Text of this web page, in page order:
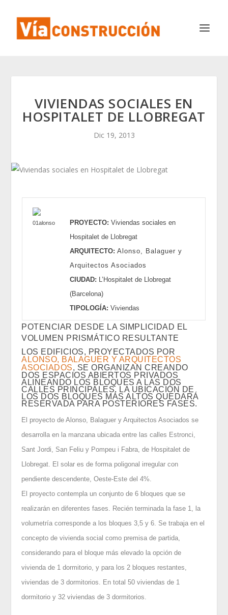
VIVIENDAS SOCIALES EN
HOSPITALET DE LLOBREGAT
Dic 19, 2013
PROYECTO: Viviendas sociales en
Hospitalet de Llobregat
ARQUITECTO: Alonso, Balaguer y
Arquitectos Asociados
CIUDAD: L’Hospitalet de Llobregat
(Barcelona)
TIPOLOGÍA: Viviendas
POTENCIAR DESDE LA SIMPLICIDAD EL
VOLUMEN PRISMÁTICO RESULTANTE
LOS EDIFICIOS, PROYECTADOS POR
ALONSO, BALAGUER Y ARQUITECTOS
ASOCIADOS, SE ORGANIZAN CREANDO
DOS ESPACIOS ABIERTOS PRIVADOS
ALINEANDO LOS BLOQUES A LAS DOS
CALLES PRINCIPALES. LA UBICACIÓN DE
LOS DOS BLOQUES MÁS ALTOS QUEDARÁ
RESERVADA PARA POSTERIORES FASES.
El proyecto de Alonso, Balaguer y Arquitectos Asociados se
desarrolla en la manzana ubicada entre las calles Estronci,
Sant Jordi, San Feliu y Pompeu i Fabra, de Hospitalet de
Llobregat. El solar es de forma poligonal irregular con
pendiente descendente, Oeste-Este del 4%.
El proyecto contempla un conjunto de 6 bloques que se
realizarán en diferentes fases. Recién terminada la fase 1, la
volumetría corresponde a los bloques 3,5 y 6. Se trabaja en el
concepto de vivienda social como premisa de partida,
considerando para el bloque más elevado la opción de
vivienda de 1 dormitorio, y para los 2 bloques restantes,
viviendas de 3 dormitorios. En total 50 viviendas de 1
dormitorio y 32 viviendas de 3 dormitorios.